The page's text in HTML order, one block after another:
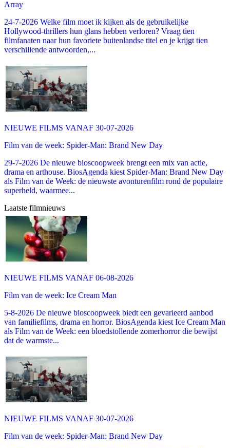
Array
24-7-2026 Welke film moet ik kijken als de gebruikelijke
Hollywood-thrillers hun glans hebben verloren? Vraag tien
filmfanaten naar hun favoriete buitenlandse titel en je krijgt tien
verschillende antwoorden,...
NIEUWE FILMS VANAF 30-07-2026
Film van de week: Spider-Man: Brand New Day
29-7-2026 De nieuwe bioscoopweek brengt een mix van actie,
drama en arthouse. BiosAgenda kiest Spider-Man: Brand New Day
als Film van de Week: de nieuwste avonturenfilm rond de populaire
superheld, waarmee...
Laatste filmnieuws
NIEUWE FILMS VANAF 06-08-2026
Film van de week: Ice Cream Man
5-8-2026 De nieuwe bioscoopweek biedt een gevarieerd aanbod
van familiefilms, drama en horror. BiosAgenda kiest Ice Cream Man
als Film van de Week: een bloedstollende zomerhorror die bewijst
dat de warmste...
NIEUWE FILMS VANAF 30-07-2026
Film van de week: Spider-Man: Brand New Day